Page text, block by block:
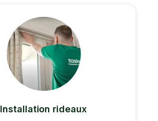
Installation rideaux